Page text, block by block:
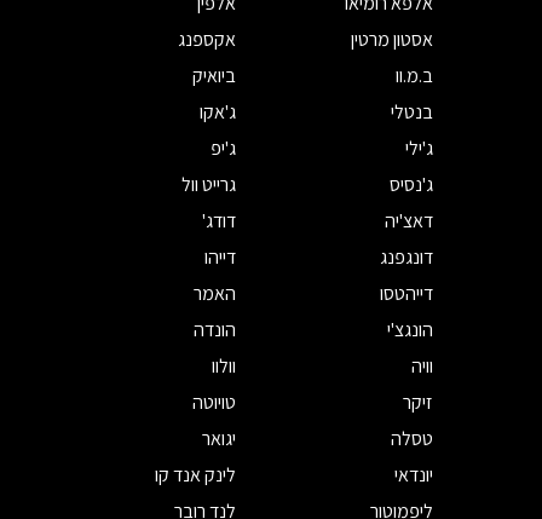
אסטון מרטין
אקספנג
ב.מ.וו
ביואיק
בנטלי
ג'אקו
ג'ילי
ג'יפ
ג'נסיס
גרייט וול
דאצ'יה
דודג'
דונגפנג
דייהו
דייהטסו
האמר
הונגצ'י
הונדה
וויה
וולוו
זיקר
טויוטה
טסלה
יגואר
יונדאי
לינק אנד קו
ליפמוטור
לנד רובר